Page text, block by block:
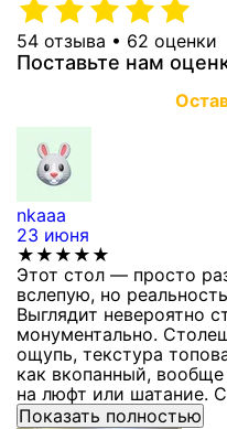
54 отзыва • 62 оценки
Поставьте нам
nkaaa
23 июня
★★★★★
Этот стол — просто
вслепую, но
Выглядит невероятно
монументально.
ощупь, текстура
как вкопанный,
на люфт или шатание.
Показать полностью